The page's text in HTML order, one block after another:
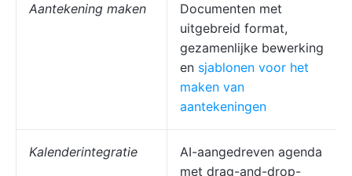
Aantekening maken
Documenten met
uitgebreid format,
gezamenlijke bewerking
en sjablonen voor het
maken van
aantekeningen
Kalenderintegratie
AI-aangedreven agenda
met drag-and-drop-